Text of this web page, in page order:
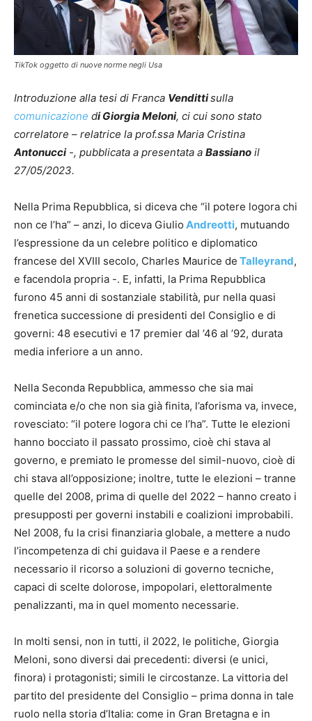
TikTok oggetto di nuove norme negli Usa
Introduzione alla tesi di Franca Vendittisulla
comunicazione di Giorgia Meloni, ci cui sono stato
correlatore – relatrice la prof.ssa Maria Cristina
Antonucci-, pubblicata a presentata a Bassiano il
27/05/2023.
Nella Prima Repubblica, si diceva che “il potere logora chi
non ce l’ha” – anzi, lo diceva Giulio Andreotti, mutuando
l’espressione da un celebre politico e diplomatico
francese del XVIII secolo, Charles Maurice de Talleyrand,
e facendola propria -. E, infatti, la Prima Repubblica
furono 45 anni di sostanziale stabilità, pur nella quasi
frenetica successione di presidenti del Consiglio e di
governi: 48 esecutivi e 17 premier dal ’46 al ’92, durata
media inferiore a un anno.
Nella Seconda Repubblica, ammesso che sia mai
cominciata e/o che non sia già finita, l’aforisma va, invece,
rovesciato: “il potere logora chi ce l’ha”. Tutte le elezioni
hanno bocciato il passato prossimo, cioè chi stava al
governo, e premiato le promesse del simil-nuovo, cioè di
chi stava all’opposizione; inoltre, tutte le elezioni – tranne
quelle del 2008, prima di quelle del 2022 – hanno creato i
presupposti per governi instabili e coalizioni improbabili.
Nel 2008, fu la crisi finanziaria globale, a mettere a nudo
l’incompetenza di chi guidava il Paese e a rendere
necessario il ricorso a soluzioni di governo tecniche,
capaci di scelte dolorose, impopolari, elettoralmente
penalizzanti, ma in quel momento necessarie.
In molti sensi, non in tutti, il 2022, le politiche, Giorgia
Meloni, sono diversi dai precedenti: diversi (e unici,
finora) i protagonisti; simili le circostanze. La vittoria del
partito del presidente del Consiglio – prima donna in tale
ruolo nella storia d’Italia: come in Gran Bretagna e in